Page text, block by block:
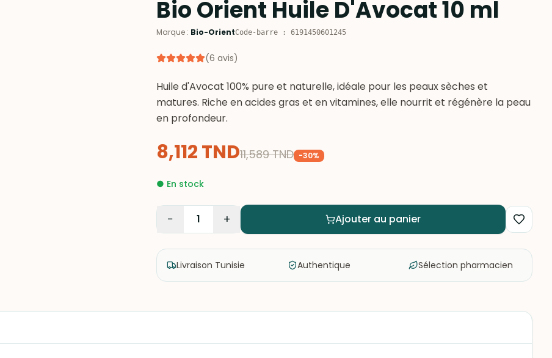
Bio Orient Huile D'Avocat 10 ml
Marque : Bio-OrientCode-barre : 6191450601245
(6 avis)
Huile d'Avocat 100% pure et naturelle, idéale pour les peaux sèches et
matures. Riche en acides gras et en vitamines, elle nourrit et régénère la peau
en profondeur.
8,112TND11,589 TND -30%
● En stock
− 1 + Ajouter au panier
Livraison Tunisie Authentique Sélection pharmacien